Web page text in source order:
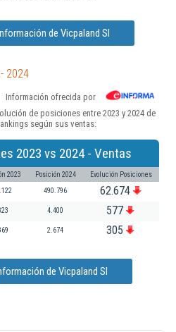
de Vicpaland Sl
2024
Información ofrecida por
de posiciones entre 2023 y 2024 de
según sus ventas:
2023 vs 2024 - Ventas
2023 Posición 2024 Evolución Posiciones
490.796 62.674
4.400 577
2.674 305
de Vicpaland Sl